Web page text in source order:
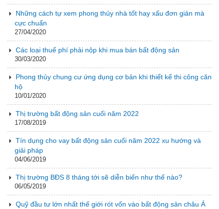
Những cách tự xem phong thủy nhà tốt hay xấu đơn giản mà
cực chuẩn
27/04/2020
Các loại thuế phí phải nộp khi mua bán bất động sản
30/03/2020
Phong thủy chung cư ứng dụng cơ bản khi thiết kế thi công căn
hộ
10/01/2020
Thị trường bất động sản cuối năm 2022
17/08/2019
Tín dụng cho vay bất động sản cuối năm 2022 xu hướng và
giải pháp
04/06/2019
Thị trường BĐS 8 tháng tới sẽ diễn biến như thế nào?
06/05/2019
Quỹ đầu tư lớn nhất thế giới rót vốn vào bất động sản châu Á